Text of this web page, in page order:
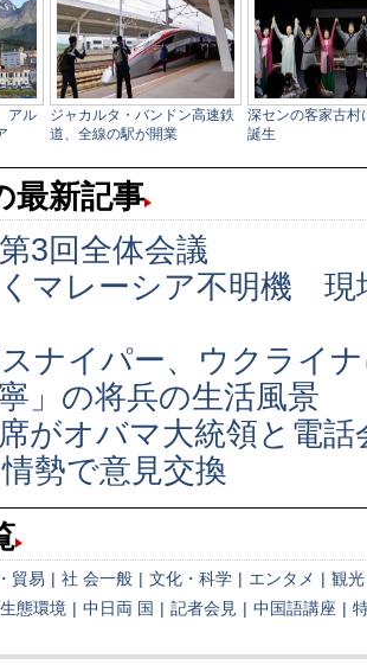
最新記事
3回全体会議
マレーシア不明機 現
ナイパー、ウクライ
」の将兵の生活風景
がオバマ大統領と電
勢で意見交換
貿易 | 社 会一般 | 文化・科学 | エンタメ | 観光
生態環境 | 中日両 国 | 記者会見 | 中国語講座 |